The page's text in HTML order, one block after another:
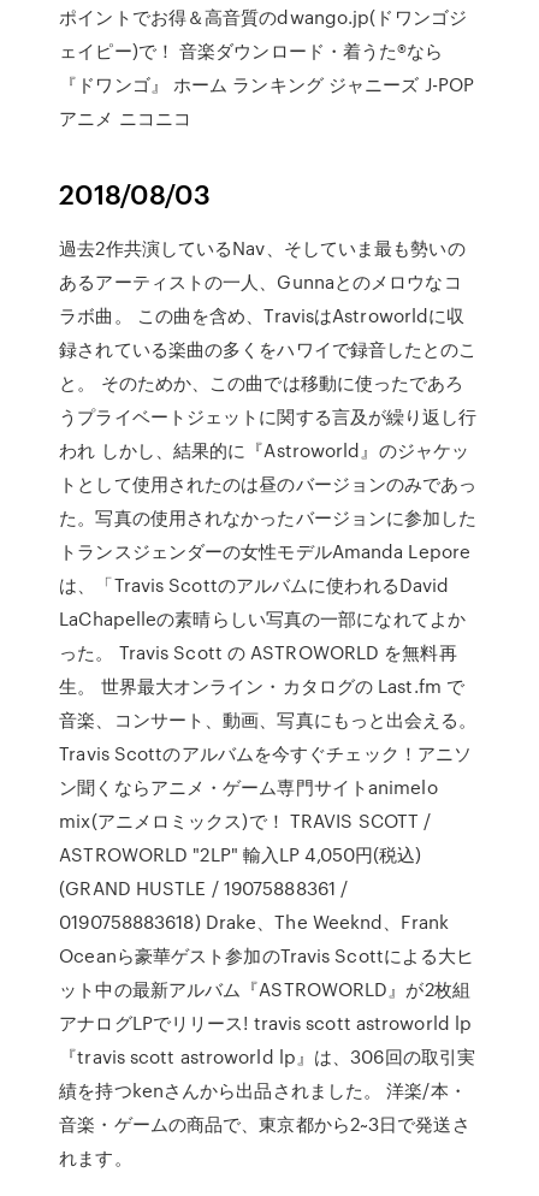
ポイントでお得＆高音質のdwango.jp(ドワンゴジ
ェイピー)で！ 音楽ダウンロード・着うた®なら
『ドワンゴ』 ホーム ランキング ジャニーズ J-POP
アニメ ニコニコ
2018/08/03
過去2作共演しているNav、そしていま最も勢いの
あるアーティストの一人、Gunnaとのメロウなコ
ラボ曲。 この曲を含め、TravisはAstroworldに収
録されている楽曲の多くをハワイで録音したとのこ
と。 そのためか、この曲では移動に使ったであろ
うプライベートジェットに関する言及が繰り返し行
われ しかし、結果的に『Astroworld』のジャケッ
トとして使用されたのは昼のバージョンのみであっ
た。写真の使用されなかったバージョンに参加した
トランスジェンダーの女性モデルAmanda Lepore
は、「Travis Scottのアルバムに使われるDavid
LaChapelleの素晴らしい写真の一部になれてよか
った。 Travis Scott の ASTROWORLD を無料再
生。 世界最大オンライン・カタログの Last.fm で
音楽、コンサート、動画、写真にもっと出会える。
Travis Scottのアルバムを今すぐチェック！アニソ
ン聞くならアニメ・ゲーム専門サイトanimelo
mix(アニメロミックス)で！ TRAVIS SCOTT /
ASTROWORLD "2LP" 輸入LP 4,050円(税込)
(GRAND HUSTLE / 19075888361 /
0190758883618) Drake、The Weeknd、Frank
Oceanら豪華ゲスト参加のTravis Scottによる大ヒ
ット中の最新アルバム『ASTROWORLD』が2枚組
アナログLPでリリース! travis scott astroworld lp
『travis scott astroworld lp』は、306回の取引実
績を持つkenさんから出品されました。 洋楽/本・
音楽・ゲームの商品で、東京都から2~3日で発送さ
れます。